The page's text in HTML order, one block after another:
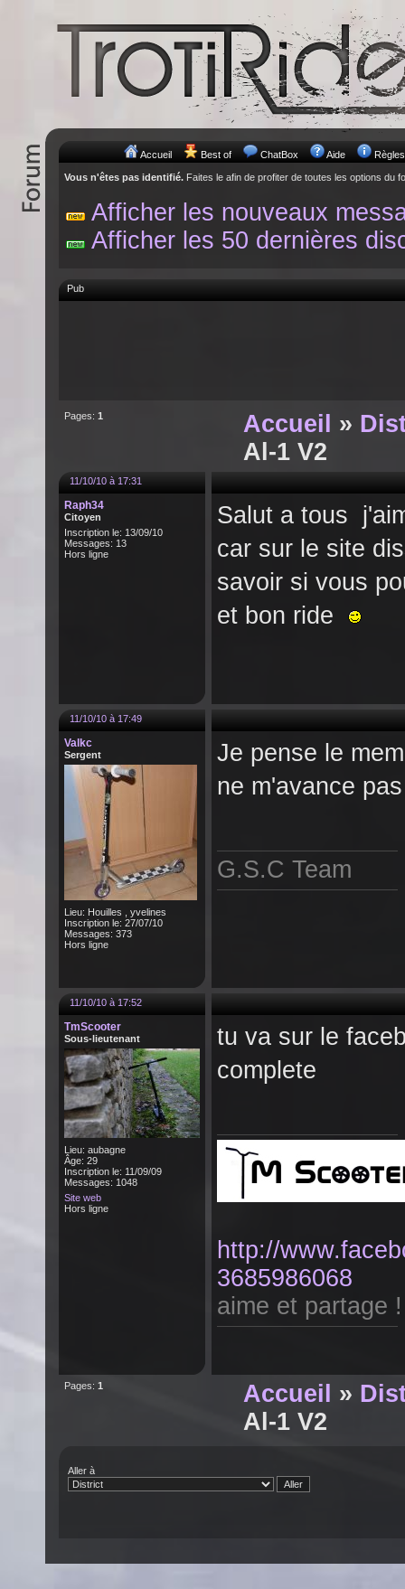
Accueil Best of ChatBox Aide Règles
Vous n'êtes pas identifié. Faites le afin de profiter de toutes les options du
Afficher les nouveaux
Afficher les 50 dernières
Pub
Pages: 1 Accueil »
Al-1 V2
11/10/10 à 17:31
Raph34
Citoyen
Inscription le: 13/09/10
Messages: 13
Hors ligne
Salut a tous
car sur le site
savoir si vous
et bon ride
11/10/10 à 17:49
Valkc
Sergent
Lieu: Houilles , yvelines
Inscription le: 27/07/10
Messages: 373
Hors ligne
Je pense le
ne m'avance pas
G.S.C Team
11/10/10 à 17:52
TmScooter
Sous-lieutenant
Lieu: aubagne
Âge: 29
Inscription le: 11/09/09
Messages: 1048
Site web
Hors ligne
tu va sur le
complete
http://
3685986068
aime et partage !
Pages: 1 Accueil »
Al-1 V2
Aller à